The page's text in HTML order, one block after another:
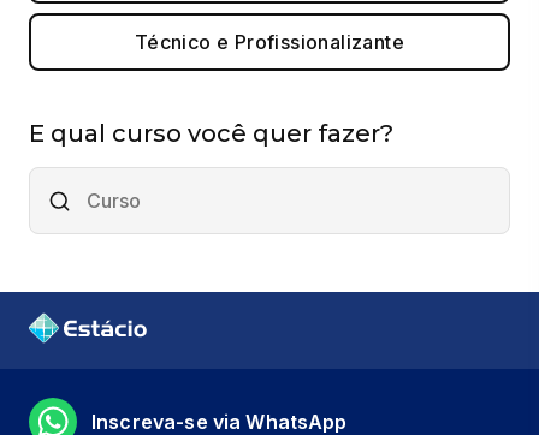
Técnico e Profissionalizante
E qual curso você quer fazer?
Inscreva-se via WhatsApp